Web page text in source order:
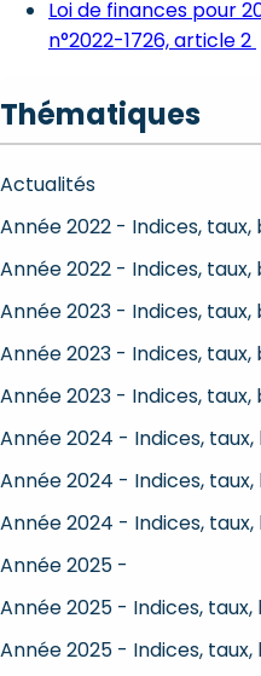
Loi de finances pour
n°2022-1726, article 2
Thématiques
Actualités
Année 2022 - Indices,
Année 2022 - Indices,
Année 2023 - Indices,
Année 2023 - Indices,
Année 2023 - Indices,
Année 2024 - Indices,
Année 2024 - Indices,
Année 2024 - Indices,
Année 2025 -
Année 2025 - Indices,
Année 2025 - Indices,